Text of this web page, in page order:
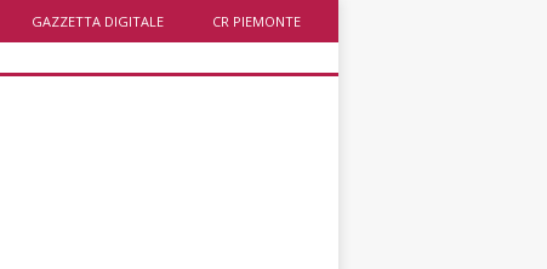
GAZZETTA DIGITALE CR PIEMONTE